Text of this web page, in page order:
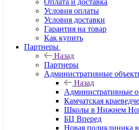
Оплата и доставка
Условия оплаты
Условия доставки
Гарантия на товар
Как купить
Партнеры
Назад
Партнеры
Административные
Назад
Административные
Камчатская
Школы в Нижнем
БЦ Вперед
Новая поликлиника